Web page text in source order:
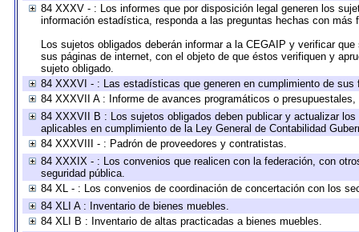
84 XXXV - : Los informes que por disposición legal generen los
información estadística, responda a las preguntas hechas con más
Los sujetos obligados deberán informar a la CEGAIP y verificar
sus páginas de internet, con el objeto de que éstos verifiquen y
sujeto obligado.
84 XXXVI - : Las estadísticas que generen en cumplimiento de
84 XXXVII A : Informe de avances programáticos o
84 XXXVII B : Los sujetos obligados deben publicar y actualizar
aplicables en cumplimiento de la Ley General de Contabilidad
84 XXXVIII - : Padrón de proveedores y contratistas.
84 XXXIX - : Los convenios que realicen con la federación, con
seguridad pública.
84 XL - : Los convenios de coordinación de concertación con los
84 XLI A : Inventario de bienes muebles.
84 XLI B : Inventario de altas practicadas a bienes muebles.